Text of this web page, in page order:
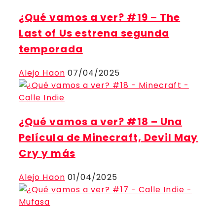
¿Qué vamos a ver? #19 – The
Last of Us estrena segunda
temporada
Alejo Haon 07/04/2025
¿Qué vamos a ver? #18 – Una
Película de Minecraft, Devil May
Cry y más
Alejo Haon 01/04/2025